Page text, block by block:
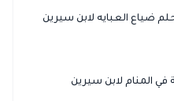
ضياع العبايه لابن سيرين
في المنام لابن سيرين